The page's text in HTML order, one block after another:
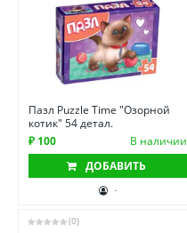
Пазл Puzzle Time "Озорной
котик" 54 детал.
₽ 100
В наличии
ДОБАВИТЬ
-
(0)